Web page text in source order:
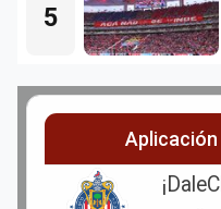
5
Aplicación